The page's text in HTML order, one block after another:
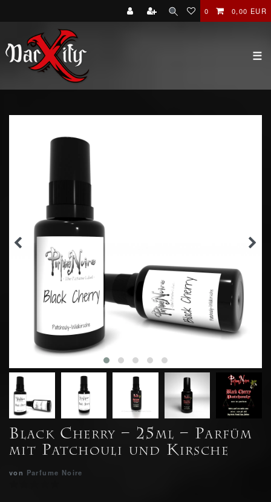
0 0,00 EUR
☰
Black Cherry – 25ml – Parfüm
mit Patchouli und Kirsche
von Parfume Noire